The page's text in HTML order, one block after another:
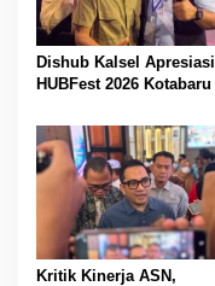
Dishub Kalsel Apresiasi
HUBFest 2026 Kotabaru
Kritik Kinerja ASN,